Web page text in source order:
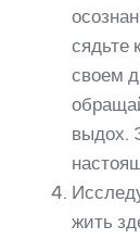
сядьте
своем
выдох.
жить